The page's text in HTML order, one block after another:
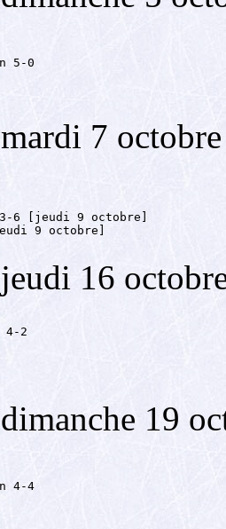
5-0
7
3-6 [jeudi 9 octobre]
9 octobre]
16
4-2
19
4-4